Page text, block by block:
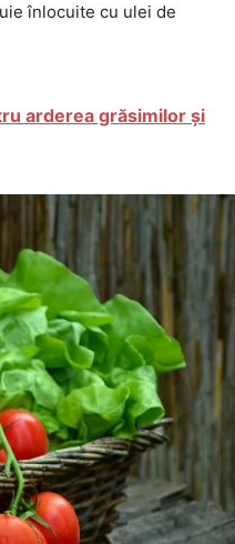
înlocuite cu ulei de
arderea grăsimilor și